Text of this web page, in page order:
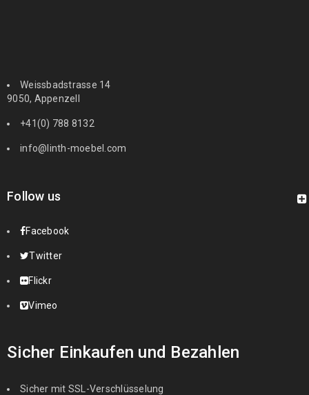
Weissbadstrasse 14
9050, Appenzell
+41(0) 788 8132
info@linth-moebel.com
Follow us
Facebook
Twitter
Flickr
Vimeo
Sicher Einkaufen und Bezahlen
Sicher mit SSL-Verschlüsselung